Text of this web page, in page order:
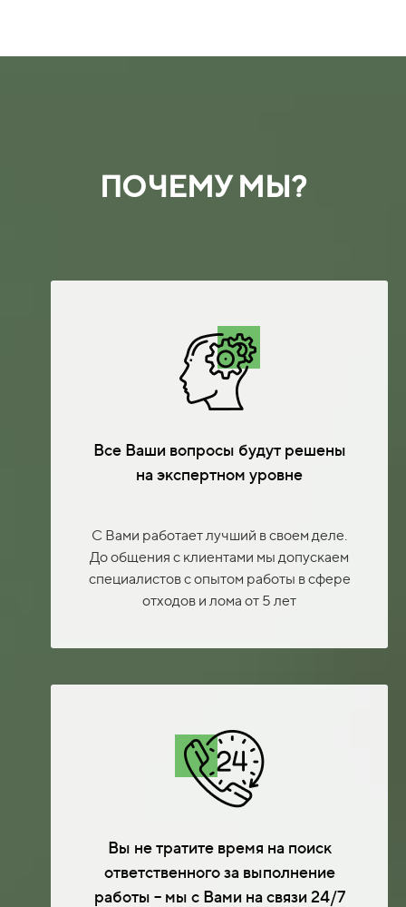
ПОЧЕМУ МЫ?
Все Ваши вопросы будут решены
на экспертном уровне
С Вами работает лучший в своем деле.
До общения с клиентами мы допускаем
специалистов с опытом работы в сфере
отходов и лома от 5 лет
Вы не тратите время на поиск
ответственного за выполнение
работы – мы с Вами на связи 24/7